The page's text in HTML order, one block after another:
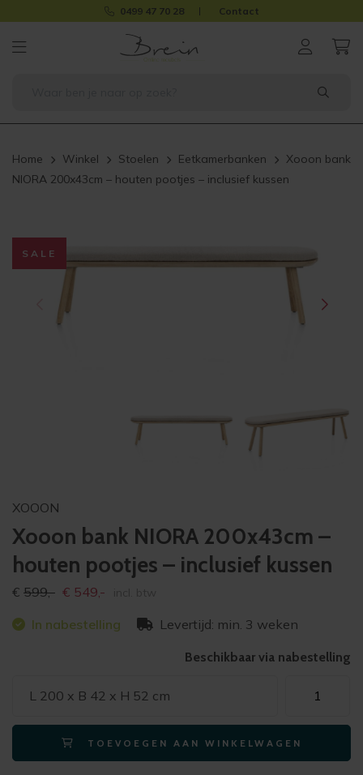
0499 47 70 28 Contact
Home Winkel Stoelen Eetkamerbanken
Xooon bank
NIORA 200x43cm – houten pootjes – inclusief kussen
SALE
XOOON
Xooon bank NIORA 200x43cm –
houten pootjes – inclusief kussen
€ 599,- Oorspronkelijke
was:
€ 549,-
is:
In nabestelling Levertijd: min. 3 weken
Beschikbaar via nabestelling
L 200 x B 42 x H 52 cm
NIORA
200x43cm
-
TOEVOEGEN AAN WINKELWAGEN